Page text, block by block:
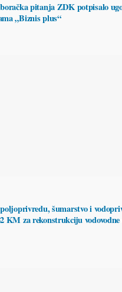
pitanja ZDK potpisalo
„Biznis plus“
šumarstvo i
KM za rekonstrukciju vodovodne